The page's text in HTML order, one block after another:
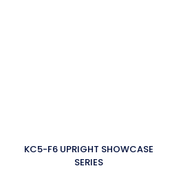
KC5-F6 UPRIGHT SHOWCASE
SERIES